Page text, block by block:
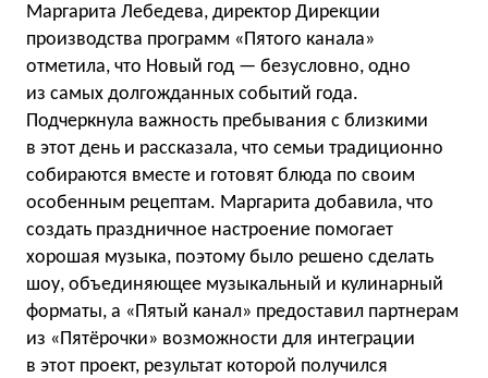
Маргарита Лебедева, директор Дирекции
производства программ «Пятого канала»
отметила, что Новый год — безусловно, одно
из самых долгожданных событий года.
Подчеркнула важность пребывания с близкими
в этот день и рассказала, что семьи традиционно
собираются вместе и готовят блюда по своим
особенным рецептам. Маргарита добавила, что
создать праздничное настроение помогает
хорошая музыка, поэтому было решено сделать
шоу, объединяющее музыкальный и кулинарный
форматы, а «Пятый канал» предоставил партнерам
из «Пятёрочки» возможности для интеграции
в этот проект, результат которой получился